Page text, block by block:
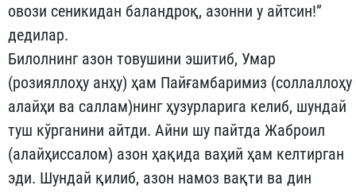
овози сеникидан баландроқ, азонни у айт­син!”
дедилар.
Билолнинг азон товушини эшитиб, Умар
(розияллоҳу анҳу) ҳам Пайғамбаримиз (соллаллоҳу
алайҳи ва саллам)нинг ҳузурла­рига келиб, шундай
туш кўрганини айтди. Айни шу пайтда Жаб­роил
(алайҳиссалом) азон ҳақида ваҳий ҳам келтирган
эди. Шун­дай қилиб, азон намоз вақти ва дин